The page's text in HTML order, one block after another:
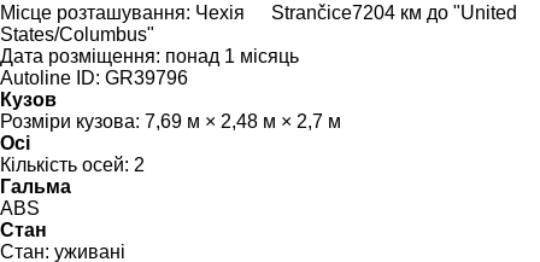
Місце розташування: Чехія Strančice7204 км до "United
States/Columbus"
Дата розміщення: понад 1 місяць
Autoline ID: GR39796
Кузов
Розміри кузова: 7,69 м × 2,48 м × 2,7 м
Осі
Кількість осей: 2
Гальма
ABS
Стан
Стан: уживані